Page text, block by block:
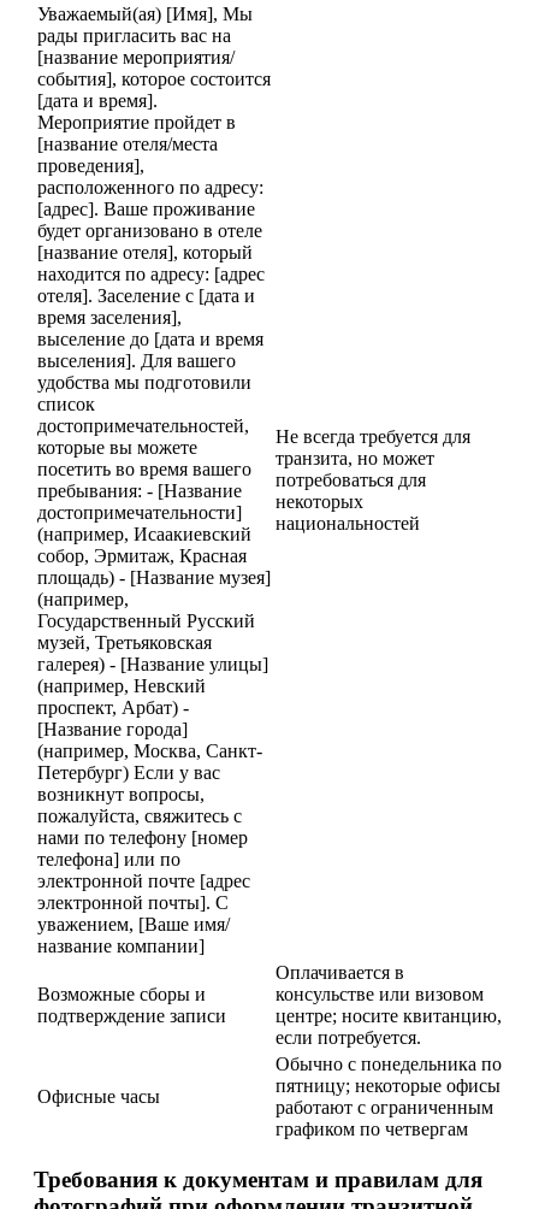
Уважаемый(ая) [Имя], Мы
рады пригласить вас на
[название мероприятия/
события], которое состоится
[дата и время].
Мероприятие пройдет в
[название отеля/места
проведения],
расположенного по адресу:
[адрес]. Ваше проживание
будет организовано в отеле
[название отеля], который
находится по адресу: [адрес
отеля]. Заселение с [дата и
время заселения],
выселение до [дата и время
выселения]. Для вашего
удобства мы подготовили
список
достопримечательностей,
которые вы можете
посетить во время вашего
пребывания: - [Название
достопримечательности]
(например, Исаакиевский
собор, Эрмитаж, Красная
площадь) - [Название музея]
(например,
Государственный Русский
музей, Третьяковская
галерея) - [Название улицы]
(например, Невский
проспект, Арбат) -
[Название города]
(например, Москва, Санкт-
Петербург) Если у вас
возникнут вопросы,
пожалуйста, свяжитесь с
нами по телефону [номер
телефона] или по
электронной почте [адрес
электронной почты]. С
уважением, [Ваше имя/
название компании]
Не всегда требуется для
транзита, но может
потребоваться для
некоторых
национальностей
Возможные сборы и
подтверждение записи
Оплачивается в
консульстве или визовом
центре; носите квитанцию,
если потребуется.
Офисные часы
Обычно с понедельника по
пятницу; некоторые офисы
работают с ограниченным
графиком по четвергам
Требования к документам и правилам для